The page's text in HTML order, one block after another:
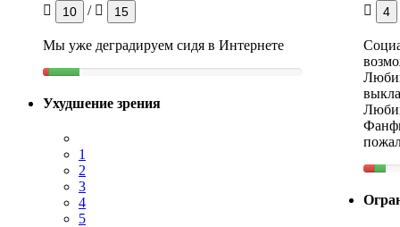
10 / 15
Мы уже деградируем сидя в Интернете
Ухудшение зрения
1
2
3
4
5
4